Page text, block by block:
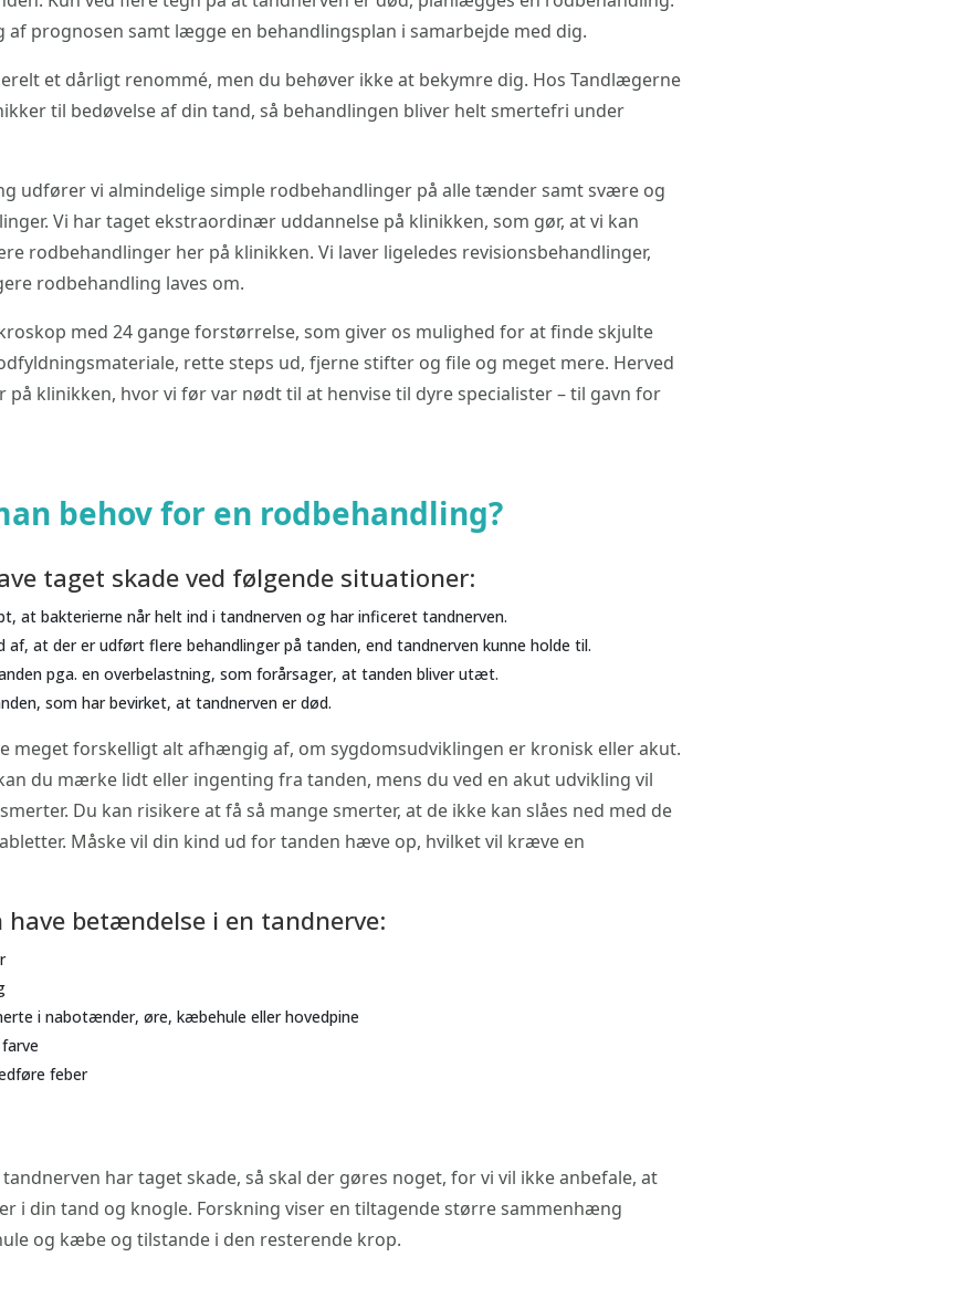
af prognosen samt lægge en behandlingsplan i samarbejde med dig.
et dårligt renommé, men du behøver ikke at bekymre dig. Hos Tandlægerne
til bedøvelse af din tand, så behandlingen bliver helt smertefri under
udfører vi almindelige simple rodbehandlinger på alle tænder samt svære og
Vi har taget ekstraordinær uddannelse på klinikken, som gør, at vi kan
rodbehandlinger her på klinikken. Vi laver ligeledes revisionsbehandlinger,
rodbehandling laves om.
med 24 gange forstørrelse, som giver os mulighed for at finde skjulte
rette steps ud, fjerne stifter og file og meget mere. Herved
på klinikken, hvor vi før var nødt til at henvise til dyre specialister – til gavn for
behov for en rodbehandling?
taget skade ved følgende situationer:
at bakterierne når helt ind i tandnerven og har inficeret tandnerven.
af, at der er udført flere behandlinger på tanden, end tandnerven kunne holde til.
pga. en overbelastning, som forårsager, at tanden bliver utæt.
som har bevirket, at tandnerven er død.
meget forskelligt alt afhængig af, om sygdomsudviklingen er kronisk eller akut.
du mærke lidt eller ingenting fra tanden, mens du ved en akut udvikling vil
Du kan risikere at få så mange smerter, at de ikke kan slåes ned med de
Måske vil din kind ud for tanden hæve op, hvilket vil kræve en
have betændelse i en tandnerve:
i nabotænder, øre, kæbehule eller hovedpine
feber
har taget skade, så skal der gøres noget, for vi vil ikke anbefale, at
i din tand og knogle. Forskning viser en tiltagende større sammenhæng
og kæbe og tilstande i den resterende krop.